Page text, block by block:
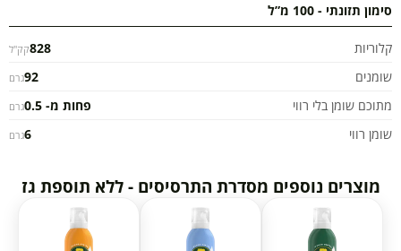
סימון תזונתי - 100 מ”ל
קלוריות 828קק"ל
שומנים 92גרם
מתוכם שומן בלי רווי פחות מ- 0.5 גרם
שומן רווי 6גרם
מוצרים נוספים מסדרת התרסיסים - ללא תוספת גז